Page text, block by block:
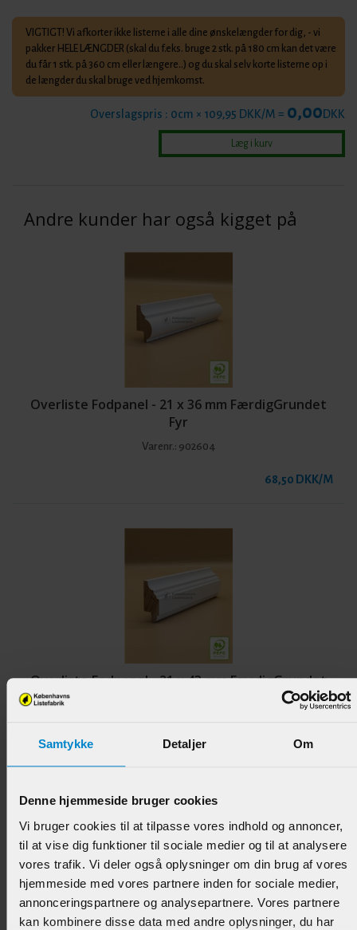
Samtykke Detaljer Om
Denne hjemmeside bruger cookies
Vi bruger cookies til at tilpasse vores indhold og annoncer,
til at vise dig funktioner til sociale medier og til at analysere
vores trafik. Vi deler også oplysninger om din brug af vores
hjemmeside med vores partnere inden for sociale medier,
annonceringspartnere og analysepartnere. Vores partnere
kan kombinere disse data med andre oplysninger, du har
VIGTIGT! Vi afkorter ikke listerne i alle dine ønskelængder for dig, - vi
pakker HELE LÆNGDER (skal du f.eks. bruge 2 stk. på 180 cm kan det være
du får 1 stk. på 360 cm eller længere..) og du skal selv korte listerne op i
de længder du skal bruge ved hjemkomst.
Overslagspris : 0cm × 109,95 DKK/M = 0,00DKK
Andre kunder har også kigget på
Overliste Fodpanel - 21 x 36 mm FærdigGrundet
Fyr
Varenr.: 902604
68,50 DKK/M
Overliste Fodpanel - 21 x 43 mm FærdigGrundet